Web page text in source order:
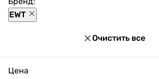
EWT
Очистить все
Цена